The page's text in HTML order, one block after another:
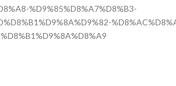
%D9%85%D8%A7%D8%B3-